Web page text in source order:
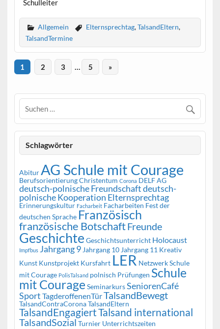
Schulleiter
Allgemein Elternsprechtag,TalsandEltern,
TalsandTermine
1 2 3 … 5 »
Schlagwörter
AbiturAG Schule mit Courage
BerufsorientierungChristentum Corona DELF AG
deutsch-polnische Freundschaftdeutsch-
polnische Kooperation Elternsprechtag
Erinnerungskultur Facharbeit Facharbeiten Fest der
deutschen Sprache Französisch
französische BotschaftFreunde
Geschichte Geschichtsunterricht Holocaust
Impfbus Jahrgang 9 Jahrgang 10 Jahrgang 11 Kreativ
Kunst Kunstprojekt Kursfahrt LER Netzwerk Schule
mit Courage PolisTalsand polnisch Prüfungen Schule
mit Courage SeminarkursSeniorenCafé
Sport TagderoffenenTürTalsandBewegt
TalsandContraCoronaTalsandEltern
TalsandEngagiertTalsand international
TalsandSozial Turnier Unterrichtszeiten